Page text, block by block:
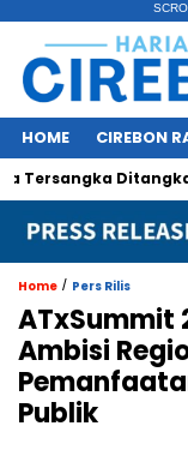
HOME CIREBON
Ditangkap
Home / Pers Rilis
ATxSummit
Ambisi
Publik